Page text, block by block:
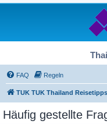
FAQ Regeln
TUK TUK Thailand Reisetipps
Häufig gestellte